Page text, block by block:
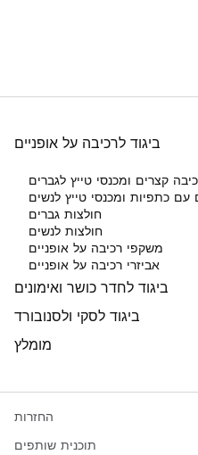
ביגוד לרכיבה על אופניים
קצרים ומכנסי טייץ לגברים
עם כתפיות ומכנסי טייץ לנשים
חולצות גברים
חולצות לנשים
משקפי רכיבה על אופניים
אביזרי רכיבה על אופניים
ביגוד לחדר כושר ואימונים
ביגוד לסקי ולסנובורד
מומלץ
החזרות
תוכנית שותפים